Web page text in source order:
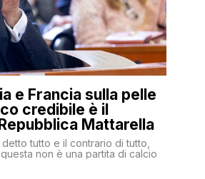
e Francia sulla pelle
credibile è il
Mattarella
tutto e il contrario di tutto,
non è una partita di calcio